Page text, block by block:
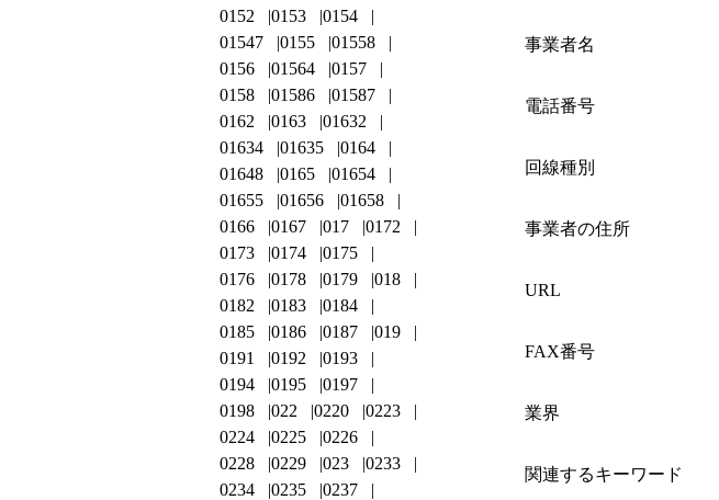
事業者名
電話番号
回線種別
事業者の住所
URL
FAX番号
業界
関連するキーワード
0152
0153
0154
01547
0155
01558
0156
01564
0157
0158
01586
01587
0162
0163
01632
01634
01635
0164
01648
0165
01654
01655
01656
01658
0166
0167 017
0172
0173
0174
0175
0176
0178 0179
018
0182
0183
0184
0185
0186 0187
019
0191
0192
0193
0194
0195
0197
0198
022 0220
0223
0224
0225
0226
0228
0229 023
0233
0234
0235
0237